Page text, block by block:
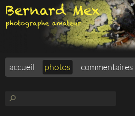
accueil photos commentaires
⚲